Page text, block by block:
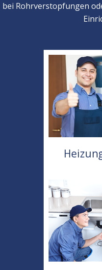
bei Rohrverstopfungen